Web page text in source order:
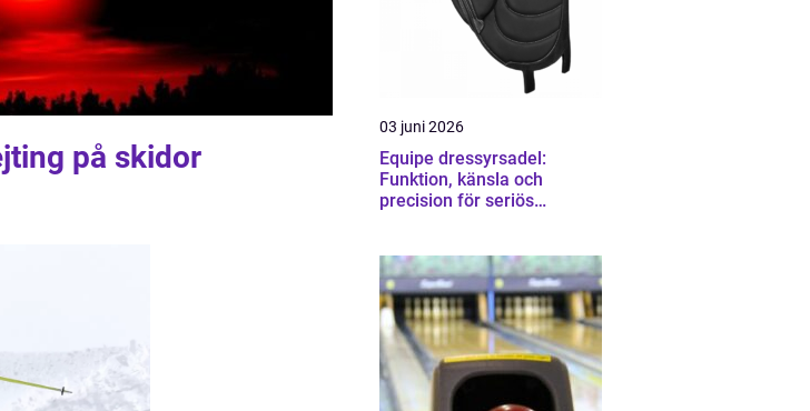
på skidor
03 juni 2026
Equipe dressyrsadel:
Funktion, känsla och
precision för seriös